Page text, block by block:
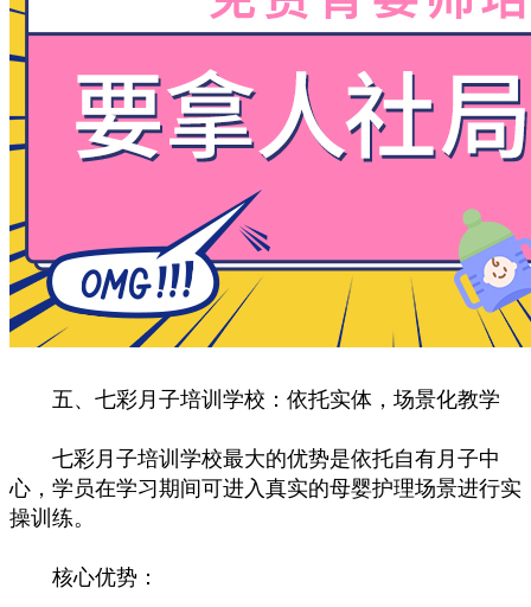
五、七彩月子培训学校：依托实体，场景化教学
七彩月子培训学校最大的优势是依托自有月子中
心，学员在学习期间可进入真实的母婴护理场景进行实
操训练。
核心优势：